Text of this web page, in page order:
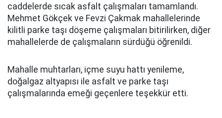
caddelerde sıcak asfalt çalışmaları tamamlandı.
Mehmet Gökçek ve Fevzi Çakmak mahallelerinde
kilitli parke taşı döşeme çalışmaları bitirilirken, diğer
mahallelerde de çalışmaların sürdüğü öğrenildi.
Mahalle muhtarları, içme suyu hattı yenileme,
doğalgaz altyapısı ile asfalt ve parke taşı
çalışmalarında emeği geçenlere teşekkür etti.